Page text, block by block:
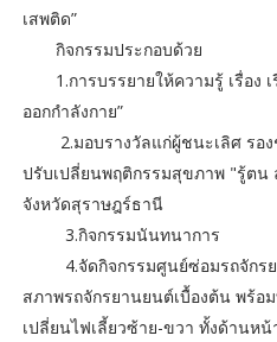
เสพติด”
กิจกรรมประกอบด้วย
1.การบรรยายให้ความรู้ เรื่อง เ
ออกกำลังกาย”
2.มอบรางวัลแก่ผู้ชนะเลิศ รอง
ปรับเปลี่ยนพฤติกรรมสุขภาพ "รู้ตน
จังหวัดสุราษฎร์ธานี
3.กิจกรรมนันทนาการ
4.จัดกิจกรรมศูนย์ซ่อมรถจักรย
สภาพรถจักรยานยนต์เบื้องต้น พร้อ
เปลี่ยนไฟเลี้ยวซ้าย-ขวา ทั้งด้านห